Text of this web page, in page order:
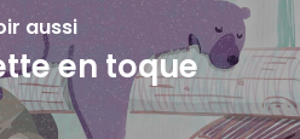
aussi
en toque